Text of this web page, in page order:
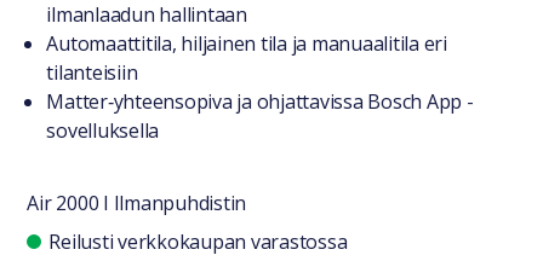
ilmanlaadun hallintaan
Automaattitila, hiljainen tila ja manuaalitila eri
tilanteisiin
Matter‑yhteensopiva ja ohjattavissa Bosch App -
sovelluksella
Air 2000 I Ilmanpuhdistin
Saatavuustiedot
Reilusti verkkokaupan varastossa